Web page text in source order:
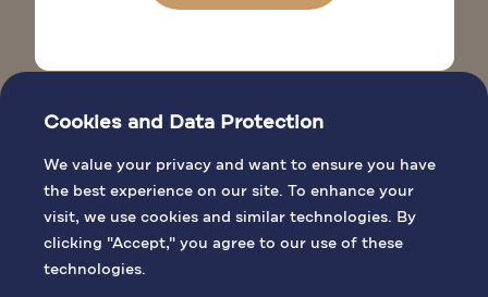
Cookies and Data Protection
We value your privacy and want to ensure you have
the best experience on our site. To enhance your
visit, we use cookies and similar technologies. By
clicking "Accept," you agree to our use of these
technologies.
SITI BIBLICI
INFORMAZIONI GENERALI